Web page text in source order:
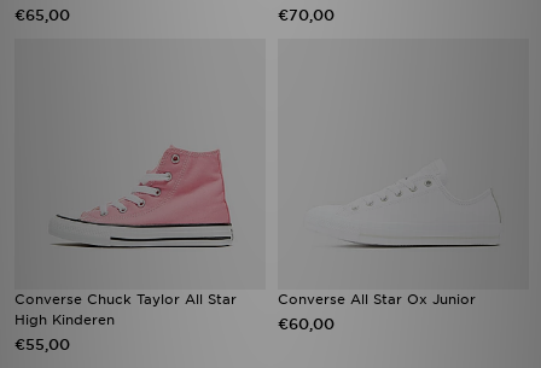
€65,00 €70,00
Converse Chuck Taylor All Star
High Kinderen
€55,00
Converse All Star Ox Junior
€60,00